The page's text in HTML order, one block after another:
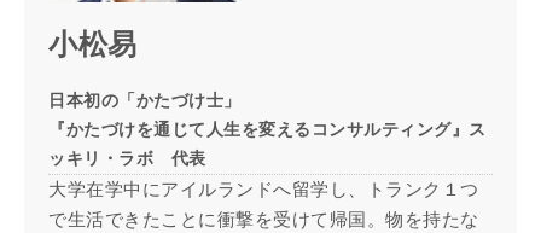
小松易
日本初の「かたづけ士」
『かたづけを通じて人生を変えるコンサルティング』ス
ッキリ・ラボ 代表
大学在学中にアイルランドへ留学し、トランク１つ
で生活できたことに衝撃を受けて帰国。物を持たな